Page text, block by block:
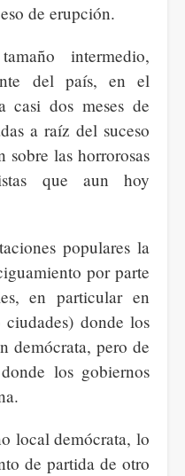
de erupción.
intermedio,
del país, en el
casi dos meses de
a raíz del suceso
sobre las horrorosas
que aun hoy
populares la
por parte
en particular en
donde los
demócrata, pero de
los gobiernos
local demócrata, lo
de partida de otro